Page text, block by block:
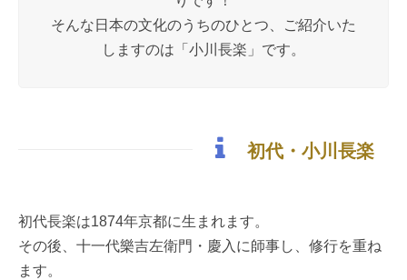
そんな日本の文化のうちのひとつ、ご紹介いた
しますのは「小川長楽」です。
初代・小川長楽
初代長楽は1874年京都に生まれます。
その後、十一代樂吉左衛門・慶入に師事し、修行を重ね
ます。